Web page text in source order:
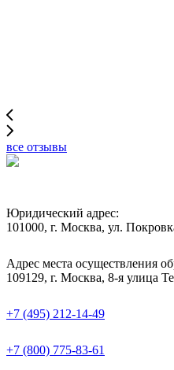
все отзывы
Юридический адрес:
101000, г. Москва, ул.
Адрес места осуществления
109129, г. Москва, 8-я улица
+7 (495) 212-14-49
+7 (800) 775-83-61